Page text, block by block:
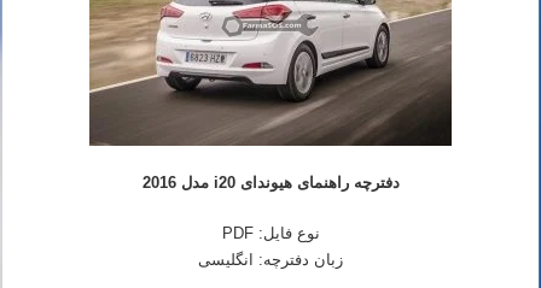
دفترچه راهنمای هیوندای i20 مدل 2016
نوع فایل: PDF
زبان دفترچه: انگلیسی